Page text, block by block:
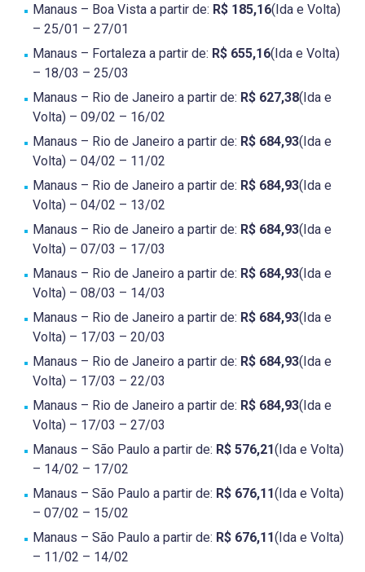
Manaus – Boa Vista a partir de: R$ 185,16(Ida e Volta)
– 25/01 – 27/01
Manaus – Fortaleza a partir de: R$ 655,16(Ida e Volta)
– 18/03 – 25/03
Manaus – Rio de Janeiro a partir de: R$ 627,38(Ida e
Volta) – 09/02 – 16/02
Manaus – Rio de Janeiro a partir de: R$ 684,93(Ida e
Volta) – 04/02 – 11/02
Manaus – Rio de Janeiro a partir de: R$ 684,93(Ida e
Volta) – 04/02 – 13/02
Manaus – Rio de Janeiro a partir de: R$ 684,93(Ida e
Volta) – 07/03 – 17/03
Manaus – Rio de Janeiro a partir de: R$ 684,93(Ida e
Volta) – 08/03 – 14/03
Manaus – Rio de Janeiro a partir de: R$ 684,93(Ida e
Volta) – 17/03 – 20/03
Manaus – Rio de Janeiro a partir de: R$ 684,93(Ida e
Volta) – 17/03 – 22/03
Manaus – Rio de Janeiro a partir de: R$ 684,93(Ida e
Volta) – 17/03 – 27/03
Manaus – São Paulo a partir de: R$ 576,21(Ida e Volta)
– 14/02 – 17/02
Manaus – São Paulo a partir de: R$ 676,11(Ida e Volta)
– 07/02 – 15/02
Manaus – São Paulo a partir de: R$ 676,11(Ida e Volta)
– 11/02 – 14/02